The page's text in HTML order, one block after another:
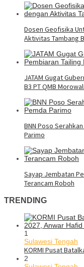
Dosen Geofisika
Aktivitas Tambang
JATAM Gugat
B3 PT QMB
BNN Poso
Parimo
Sayap Jembatan
Terancam Roboh
TRENDING
1
Sulawesi Tengah
KORMI Pusat
2